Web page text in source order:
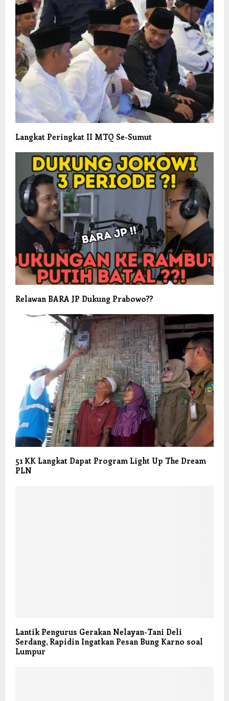
Langkat Peringkat II MTQ Se-Sumut
Relawan BARA JP Dukung Prabowo??
51 KK Langkat Dapat Program Light Up The Dream
PLN
Lantik Pengurus Gerakan Nelayan-Tani Deli
Serdang, Rapidin Ingatkan Pesan Bung Karno soal
Lumpur